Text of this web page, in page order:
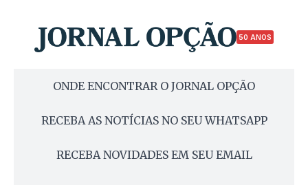
50 ANOS
ONDE ENCONTRAR O JORNAL OPÇÃO
RECEBA AS NOTÍCIAS NO SEU WHATSAPP
RECEBA NOVIDADES EM SEU EMAIL